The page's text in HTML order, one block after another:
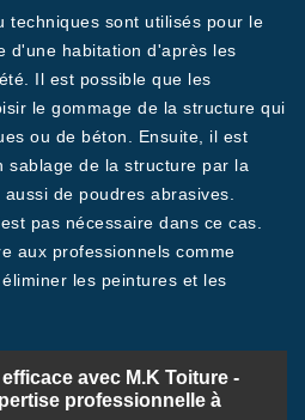
techniques sont utilisés pour le
d'une habitation d'après les
Il est possible que les
le gommage de la structure qui
ou de béton. Ensuite, il est
sablage de la structure par la
de poudres abrasives.
pas nécessaire dans ce cas.
aux professionnels comme
les peintures et les
avec M.K Toiture -
professionnelle à